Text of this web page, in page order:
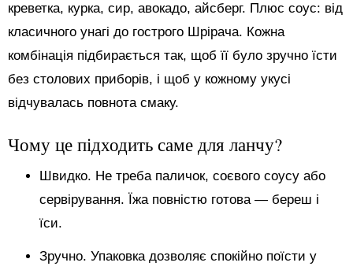
креветка, курка, сир, авокадо, айсберг. Плюс соус: від
класичного унагі до гострого Шрірача. Кожна
комбінація підбирається так, щоб її було зручно їсти
без столових приборів, і щоб у кожному укусі
відчувалась повнота смаку.
Чому це підходить саме для ланчу?
Швидко. Не треба паличок, соєвого соусу або
сервірування. Їжа повністю готова — береш і
їси.
Зручно. Упаковка дозволяє спокійно поїсти у